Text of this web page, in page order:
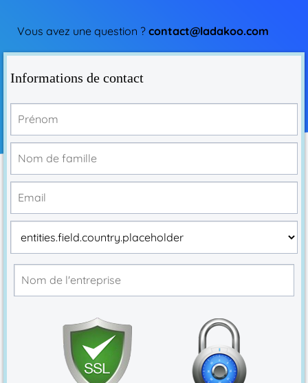
Vous avez une question ? contact@ladakoo.com
Informations de contact